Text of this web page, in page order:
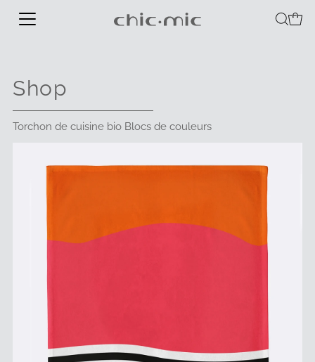
Shop
Torchon de cuisine bio Blocs de couleurs